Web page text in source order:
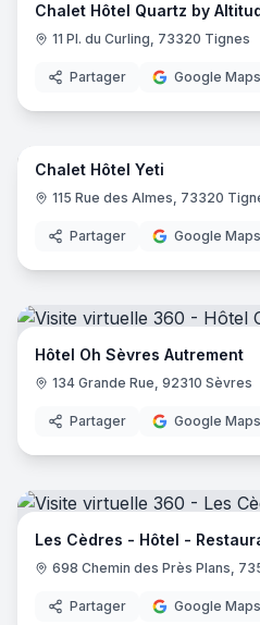
Chalet Hôtel Quartz by
11 Pl. du Curling, 73320 Tignes
Partager Google Maps
Chalet Hôtel Yeti
115 Rue des Almes, 73320
Partager Google Maps
Hôtel Oh Sèvres Autrement
134 Grande Rue, 92310 Sèvres
Partager Google Maps
Les Cèdres - Hôtel -
698 Chemin des Près Plans,
Partager Google Maps